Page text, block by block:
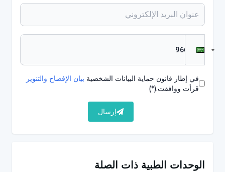
في إطار قانون حماية البيانات الشخصية بيان الإفصاح والتنوير
قرأت ووافقت.(*)
إرسال
الوحدات الطبية ذات الصلة